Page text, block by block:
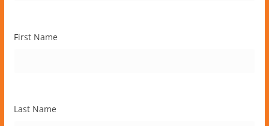
First Name
Last Name